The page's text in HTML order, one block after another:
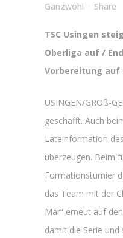
Ganzwohl
Share
TSC Usingen
Oberliga auf /
Vorbereitung auf
USINGEN/GROß-
geschafft. Auch
Lateinformation
überzeugen. Beim
Formationsturnier
das Team mit der
Mar“ erneut auf
damit die Serie